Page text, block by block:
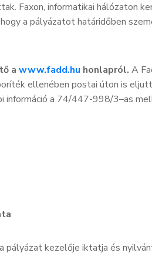
Faxon, informatikai hálózaton
a pályázatot határidőben
a www.fadd.hu honlapról. A
ellenében postai úton is
információ a 74/447-998/3–as
kezelője iktatja és